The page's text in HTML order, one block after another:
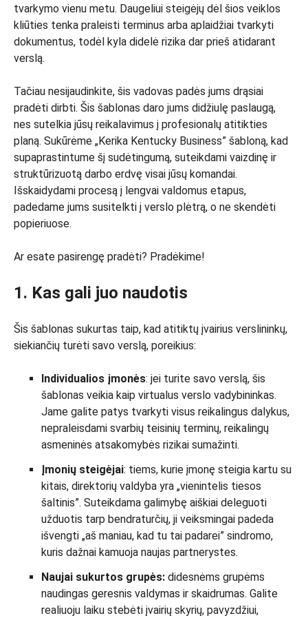
tvarkymo vienu metu. Daugeliui steigėjų dėl šios veiklos
kliūties tenka praleisti terminus arba aplaidžiai tvarkyti
dokumentus, todėl kyla didelė rizika dar prieš atidarant
verslą.
Tačiau nesijaudinkite, šis vadovas padės jums drąsiai
pradėti dirbti. Šis šablonas daro jums didžiulę paslaugą,
nes sutelkia jūsų reikalavimus į profesionalų atitikties
planą. Sukūrėme „Kerika Kentucky Business” šabloną, kad
supaprastintume šį sudėtingumą, suteikdami vaizdinę ir
struktūrizuotą darbo erdvę visai jūsų komandai.
Išskaidydami procesą į lengvai valdomus etapus,
padedame jums susitelkti į verslo plėtrą, o ne skendėti
popieriuose.
Ar esate pasirengę pradėti? Pradėkime!
1. Kas gali juo naudotis
Šis šablonas sukurtas taip, kad atitiktų įvairius verslininkų,
siekiančių turėti savo verslą, poreikius:
Individualios įmonės: jei turite savo verslą, šis
šablonas veikia kaip virtualus verslo vadybininkas.
Jame galite patys tvarkyti visus reikalingus dalykus,
nepraleisdami svarbių teisinių terminų, reikalingų
asmeninės atsakomybės rizikai sumažinti.
Įmonių steigėjai: tiems, kurie įmonę steigia kartu su
kitais, direktorių valdyba yra „vienintelis tiesos
šaltinis”. Suteikdama galimybę aiškiai deleguoti
užduotis tarp bendraturčių, ji veiksmingai padeda
išvengti „aš maniau, kad tu tai padarei” sindromo,
kuris dažnai kamuoja naujas partnerystes.
Naujai sukurtos grupės: didesnėms grupėms
naudingas geresnis valdymas ir skaidrumas. Galite
realiuoju laiku stebėti įvairių skyrių, pavyzdžiui,